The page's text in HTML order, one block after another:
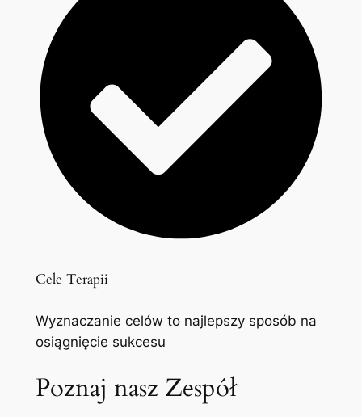
Cele Terapii
Wyznaczanie celów to najlepszy sposób na
osiągnięcie sukcesu
Poznaj nasz Zespół